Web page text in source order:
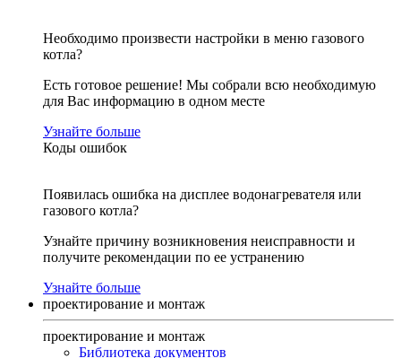
Необходимо произвести настройки в меню газового
котла?
Есть готовое решение! Мы собрали всю необходимую
для Вас информацию в одном месте
Узнайте больше
Коды ошибок
Появилась ошибка на дисплее водонагревателя или
газового котла?
Узнайте причину возникновения неисправности и
получите рекомендации по ее устранению
Узнайте больше
проектирование и монтаж
проектирование и монтаж
Библиотека документов